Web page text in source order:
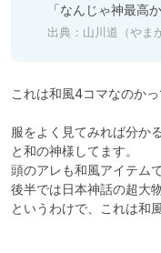
「なんじゃ神最高か
出典： 山川道（やま
これは和風4コマなのかっ
服をよく見てみれば分か
と和の神様してます。
頭のアレも和風アイテム
後半では日本神話の超大
というわけで、これは和